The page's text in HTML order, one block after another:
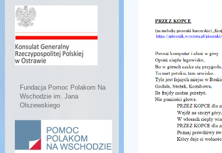
Fundacja Pomoc Polakom Na
Wschodzie im. Jana
Olszewskiego